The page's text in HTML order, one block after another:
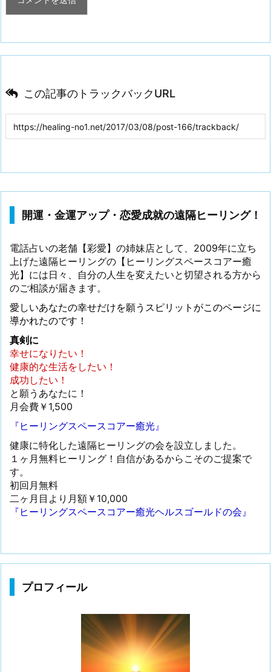
この記事のトラックバックURL
開運・金運アップ・恋愛成就の遠隔ヒーリング！
電話占いの老舗【彩愛】の姉妹店として、2009年に立ち
上げた遠隔ヒーリングの【ヒーリングスペースコアー癒
光】には日々、自分の人生を変えたいと切望される方から
のご相談が届きます。
愛しいあなたの幸せだけを願うスピリットがこのページに
導かれたのです！
真剣に
幸せになりたい！
健康的な生活をしたい！
成功したい！
と願うあなたに！
月会費￥1,500
『ヒーリングスペースコアー癒光』
健康に特化した遠隔ヒーリングの会を設立しました。
１ヶ月無料ヒーリング！自信があるからこそのご提案で
す。
初回月無料
二ヶ月目より月額￥10,000
『ヒーリングスペースコアー癒光ヘルスゴールドの会』
プロフィール